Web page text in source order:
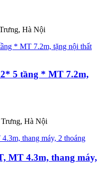
Hà Nội
5 tầng * MT 7.2m,
Hà Nội
MT 4.3m, thang máy,